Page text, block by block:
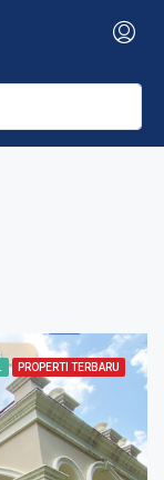
PROPERTI TERBARU